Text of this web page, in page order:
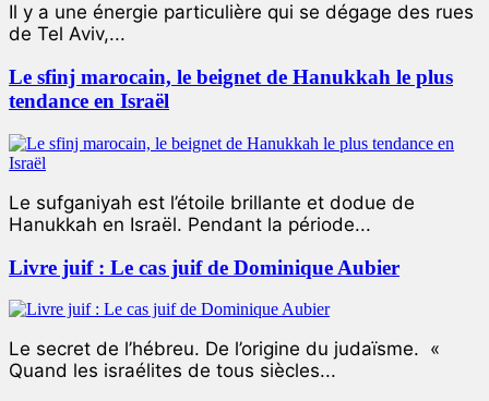
Il y a une énergie particulière qui se dégage des rues
de Tel Aviv,...
Le sfinj marocain, le beignet de Hanukkah le plus
tendance en Israël
Le sufganiyah est l’étoile brillante et dodue de
Hanukkah en Israël. Pendant la période...
Livre juif : Le cas juif de Dominique Aubier
Le secret de l’hébreu. De l’origine du judaïsme. «
Quand les israélites de tous siècles...